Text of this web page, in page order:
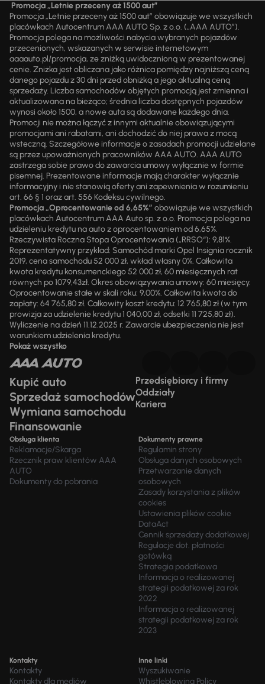
Promocja „Letnie przeceny aż 1500 aut”
Promocja „Letnie przeceny aż 1500 aut” obowiązuje we wszystkich
placówkach Autocentrum AAA AUTO Sp. z o.o. („AAA AUTO”).
Promocja polega na możliwości nabycia wybranych pojazdów
przecenionych, wskazanych w serwisie internetowym
aaaauto.pl/promocja, ze zniżką uwidocznioną w prezentowanej
cenie. Zniżka jest obliczana jako różnica pomiędzy najniższą ceną
danego pojazdu z 30 dni przed obniżką a jego aktualną ceną
sprzedaży. Liczba samochodów objętych promocją jest zmienna i
aktualizowana na bieżąco; średnia liczba dostępnych pojazdów
wynosi około 1500, a nowe auta są dodawane każdego dnia.
Promocji nie można łączyć z innymi aktualnie obowiązującymi
promocjami ani rabatami, ani dochodzić do niej prawa z mocą
wsteczną. Szczegółowe informacje o zasadach promocji udzielane
są przez upoważnionych pracowników AAA AUTO. AAA AUTO
zastrzega sobie prawo do zawarcia umowy wyłącznie w formie
pisemnej. Prezentowane informacje mają charakter wyłącznie
informacyjny i nie stanowią oferty ani zapewnienia w rozumieniu
art. 66 § 1 oraz art. 556 Kodeksu cywilnego.
Promocja „Oprocentowanie od 6,65%” obowiązuje we wszystkich
placówkach Autocentrum AAA Auto sp. z o.o. Promocja polega na
udzieleniu kredytu na auto z oprocentowaniem od 6,65%.
Rzeczywista Roczna Stopa Oprocentowania („RRSO“): 9,81%.
Reprezentatywny przykład: Samochód marki Opel Insignia rocznik
2019, cena samochodu 52 000 zł, wkład własny 0%. Całkowita
kwota kredytu konsumenckiego 52 000 zł, 60 miesięcznych rat
równych po 1079,43zł. Okres obowiązywania umowy: 60 miesięcy.
Oprocentowanie stałe w skali roku: 9,00%. Całkowita kwota do
zapłaty: 64 765,80 zł. Całkowity koszt kredytu: 12 765,80 zł (w tym
prowizja za udzielenie kredytu 1 040,00 zł, odsetki 11 725,80 zł).
Wyliczenie na dzień 11.12.2025 r. Zawarcie ubezpieczenia nie jest
warunkiem udzielenia kredytu.
Pokaż wszystko
Kupić auto
Sprzedaż samochodów
Wymiana samochodu
Finansowanie
Przedsiębiorcy i firmy
Oddziały
Kariera
Obsługa klienta
Reklamacje/Skarga
Rzecznik praw klientów AAA
AUTO
Dokumenty do pobrania
Dokumenty prawne
Regulamin strony
Obsługa danych osobowych
Przetwarzanie danych
osobowych
Zasady korzystania z plików
cookies
Ustawienia plików cookie
DataAct
Cennik sprzedaży dodatkowej
Regulacje dot. płatności
gotówką
Strategia podatkowa
Informacja o realizowanej
strategii podatkowej za rok
2022
Informacja o realizowanej
strategii podatkowej za rok
2023
Kontakty
Kontakty
Kontakty dla mediów
Inne linki
Wyszukiwanie
Whistleblowing Policy